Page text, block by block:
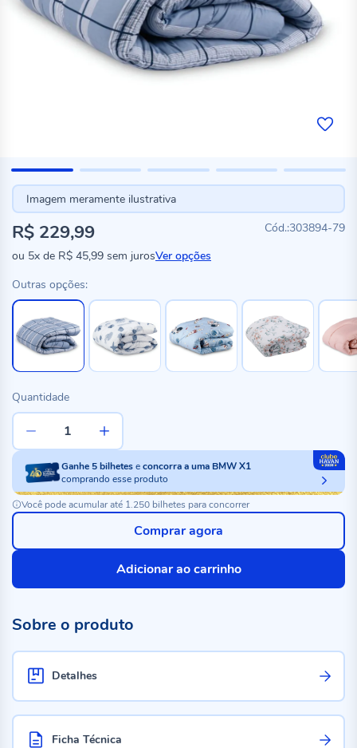
Imagem meramente ilustrativa
303894-79
R$ 229,99
ou 5x de R$ 45,99 sem jurosVer opções
Outras opções:
Quantidade
Ganhe5bilheteseconcorra a uma BMW X1
comprando esse produto
Você pode acumular até 1.250 bilhetes para concorrer
Adicionar ao carrinho
Comprar agora
Sobre o produto
Detalhes
Ficha Técnica